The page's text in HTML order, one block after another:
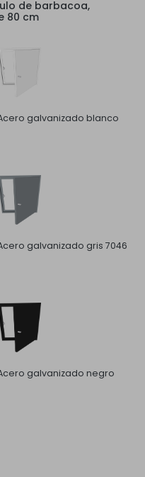
de barbacoa,
80 cm
galvanizado blanco
galvanizado gris 7046
galvanizado negro